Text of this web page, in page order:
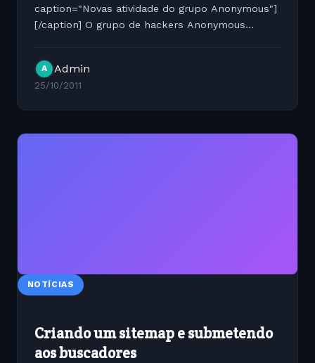
caption="Novas atividade do grupo Anonymous"]
[/caption] O grupo de hackers Anonymous
encontraram um novo alvo agora....
A Admin
25/10/2011
NOTÍCIAS
Criando um sitemap e submetendo
aos buscadores